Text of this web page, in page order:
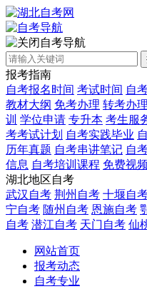
自考导航
报考指南
自考报名时间 考试时间 自
教材大纲 免考办理 转考办理
训 学位申请 专升本 考生服
考考试计划 自考实践毕业
历年真题 自考串讲笔记 自
信息 自考培训课程 免费视
湖北地区自考
武汉自考 荆州自考 十堰自
宁自考 随州自考 恩施自考
自考 潜江自考 天门自考 仙
网站首页
报考动态
自考专业